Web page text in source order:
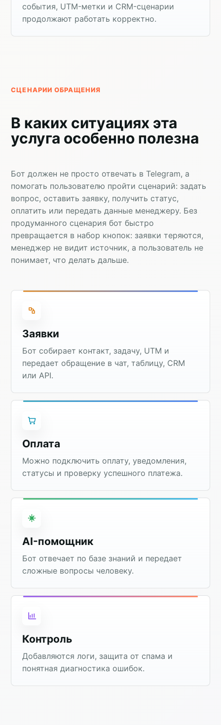
события, UTM-метки и CRM-сценарии
продолжают работать корректно.
СЦЕНАРИИ ОБРАЩЕНИЯ
В каких ситуациях эта
услуга особенно полезна
Бот должен не просто отвечать в Telegram, а
помогать пользователю пройти сценарий: задать
вопрос, оставить заявку, получить статус,
оплатить или передать данные менеджеру. Без
продуманного сценария бот быстро
превращается в набор кнопок: заявки теряются,
менеджер не видит источник, а пользователь не
понимает, что делать дальше.
Заявки
Бот собирает контакт, задачу, UTM и
передает обращение в чат, таблицу, CRM
или API.
Оплата
Можно подключить оплату, уведомления,
статусы и проверку успешного платежа.
AI-помощник
Бот отвечает по базе знаний и передает
сложные вопросы человеку.
Контроль
Добавляются логи, защита от спама и
понятная диагностика ошибок.